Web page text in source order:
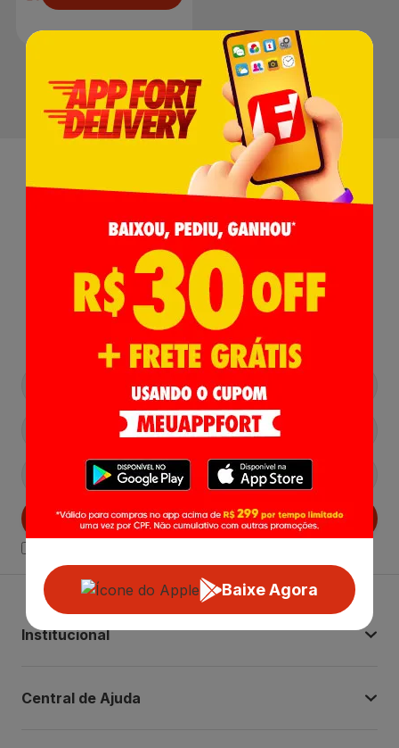
Baixe Agora
Receba nossas Novidades ,
Lançamentos e Promoções!
Cadastrar
Institucional
Central de Ajuda